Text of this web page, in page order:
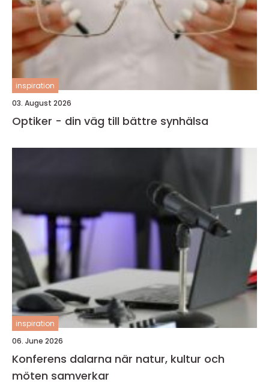
inspiration
03. August 2026
Optiker - din väg till bättre synhälsa
inspiration
06. June 2026
Konferens dalarna när natur, kultur och
möten samverkar